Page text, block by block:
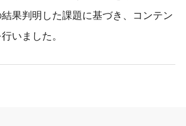
果判明した課題に基づき、コンテン
いました。